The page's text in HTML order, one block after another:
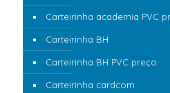
Carteirinha academia PVC
Carteirinha BH
Carteirinha BH PVC preço
Carteirinha cardcom